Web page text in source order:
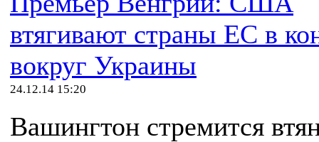
втягивают страны ЕС в
вокруг Украины
24.12.14 15:20
Вашингтон стремится